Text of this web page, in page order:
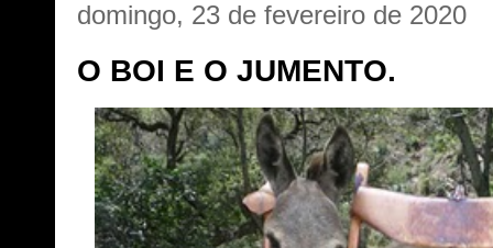
domingo, 23 de fevereiro de 2020
O BOI E O JUMENTO.